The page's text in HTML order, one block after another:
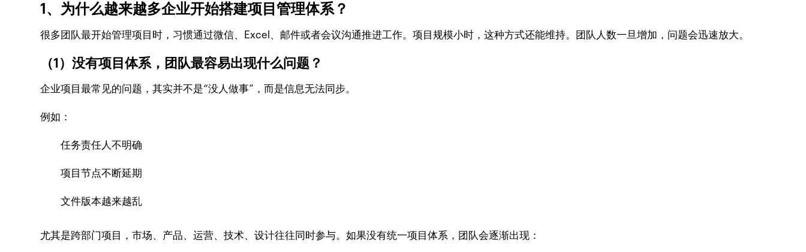
1、为什么越来越多企业开始搭建项目管理体系？
很多团队最开始管理项目时，习惯通过微信、Excel、邮件或者会议沟通推进工作。项目规模小时，这种方式还能维持。团队人数一旦增加，问题会迅速放大。
（1）没有项目体系，团队最容易出现什么问题？
企业项目最常见的问题，其实并不是“没人做事”，而是信息无法同步。
例如：
任务责任人不明确
项目节点不断延期
文件版本越来越乱
尤其是跨部门项目，市场、产品、运营、技术、设计往往同时参与。如果没有统一项目体系，团队会逐渐出现：